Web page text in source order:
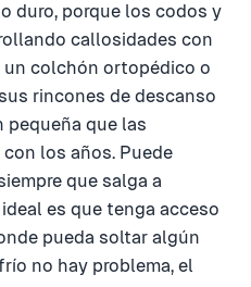
duro, porque los codos y
callosidades con
colchón ortopédico o
rincones de descanso
pequeña que las
los años. Puede
que salga a
es que tenga acceso
pueda soltar algún
no hay problema, el